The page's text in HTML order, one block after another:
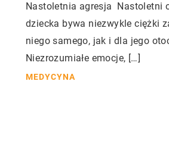
Nastoletnia agresja Nastoletni
dziecka bywa niezwykle ciężki
niego samego, jak i dla jego
Niezrozumiałe emocje, […]
MEDYCYNA